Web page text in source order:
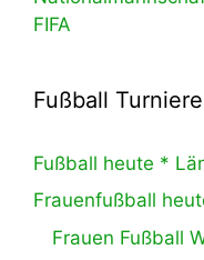
FIFA
Fußball
Fußball heute *
Frauenfußball
Frauen Fußball